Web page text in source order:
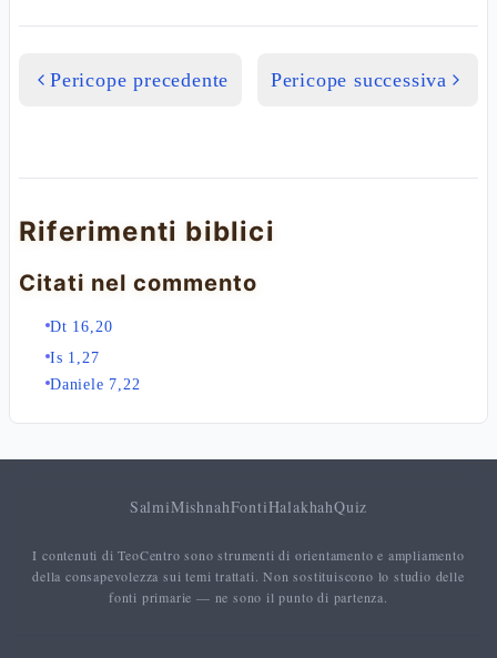
Pericope precedente Pericope successiva
Riferimenti biblici
Citati nel commento
Dt 16,20
Is 1,27
Daniele 7,22
SalmiMishnahFontiHalakhahQuiz
I contenuti di TeoCentro sono strumenti di orientamento e ampliamento
della consapevolezza sui temi trattati. Non sostituiscono lo studio delle
fonti primarie — ne sono il punto di partenza.